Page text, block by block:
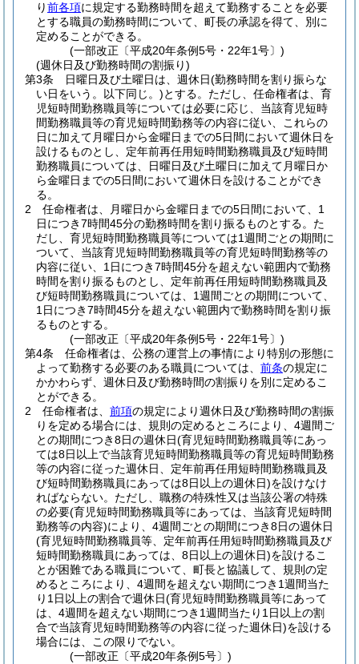
り前各項に規定する勤務時間を超えて勤務することを必要
とする職員の勤務時間について、町長の承認を得て、別に
定めることができる。
(一部改正〔平成20年条例5号・22年1号〕)
(週休日及び勤務時間の割振り)
第3条
日曜日及び土曜日は、週休日(勤務時間を割り振らな
い日をいう。以下同じ。)とする。 ただし、任命権者は、育
児短時間勤務職員等については必要に応じ、当該育児短時
間勤務職員等の育児短時間勤務等の内容に従い、これらの
日に加えて月曜日から金曜日までの5日間において週休日を
設けるものとし、定年前再任用短時間勤務職員及び短時間
勤務職員については、日曜日及び土曜日に加えて月曜日か
ら金曜日までの5日間において週休日を設けることができ
る。
2
任命権者は、月曜日から金曜日までの5日間において、1
日につき7時間45分の勤務時間を割り振るものとする。 た
だし、育児短時間勤務職員等については1週間ごとの期間に
ついて、当該育児短時間勤務職員等の育児短時間勤務等の
内容に従い、1日につき7時間45分を超えない範囲内で勤務
時間を割り振るものとし、定年前再任用短時間勤務職員及
び短時間勤務職員については、1週間ごとの期間について、
1日につき7時間45分を超えない範囲内で勤務時間を割り振
るものとする。
(一部改正〔平成20年条例5号・22年1号〕)
第4条
任命権者は、公務の運営上の事情により特別の形態に
よって勤務する必要のある職員については、 前条の規定に
かかわらず、週休日及び勤務時間の割振りを別に定めるこ
とができる。
2
任命権者は、 前項の規定により週休日及び勤務時間の割振
りを定める場合には、規則の定めるところにより、4週間ご
との期間につき8日の週休日(育児短時間勤務職員等にあっ
ては8日以上で当該育児短時間勤務職員等の育児短時間勤務
等の内容に従った週休日、定年前再任用短時間勤務職員及
び短時間勤務職員にあっては8日以上の週休日)を設けなけ
ればならない。 ただし、職務の特殊性又は当該公署の特殊
の必要(育児短時間勤務職員等にあっては、当該育児短時間
勤務等の内容)により、4週間ごとの期間につき8日の週休日
(育児短時間勤務職員等、定年前再任用短時間勤務職員及び
短時間勤務職員にあっては、8日以上の週休日)を設けるこ
とが困難である職員について、町長と協議して、規則の定
めるところにより、4週間を超えない期間につき1週間当た
り1日以上の割合で週休日(育児短時間勤務職員等にあって
は、4週間を超えない期間につき1週間当たり1日以上の割
合で当該育児短時間勤務等の内容に従った週休日)を設ける
場合には、この限りでない。
(一部改正〔平成20年条例5号〕)